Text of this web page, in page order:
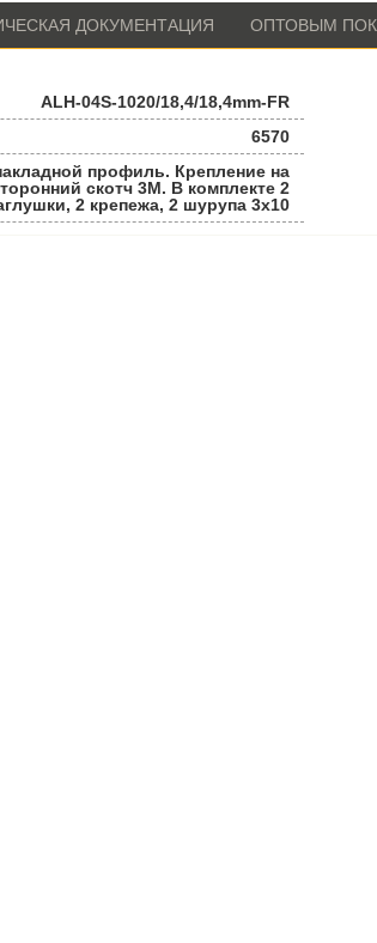
ДОКУМЕНТАЦИЯ ОПТОВЫМ
ALH-04S-1020/18,4/18,4mm-FR
6570
профиль. Крепление на
скотч 3М. В комплекте 2
2 крепежа, 2 шурупа 3х10